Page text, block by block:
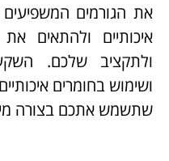
את הגורמים
איכותיים ולהתאים
ולתקציב שלכם.
ושימוש בחומרים
שתשמש אתכם בצורה